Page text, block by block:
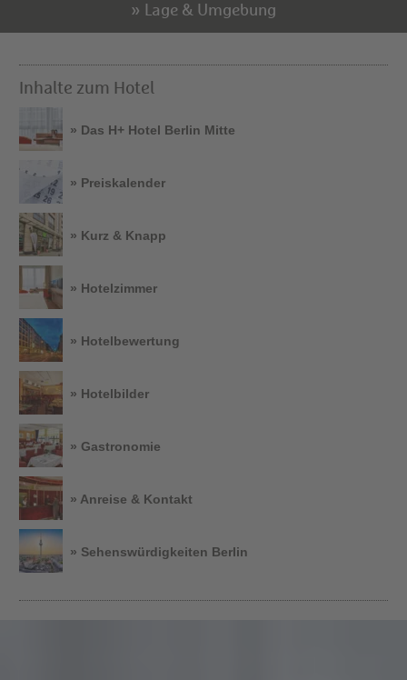
» Lage & Umgebung
Inhalte zum Hotel
» Das H+ Hotel Berlin Mitte
» Preiskalender
» Kurz & Knapp
» Hotelzimmer
» Hotelbewertung
» Hotelbilder
» Gastronomie
» Anreise & Kontakt
» Sehenswürdigkeiten Berlin